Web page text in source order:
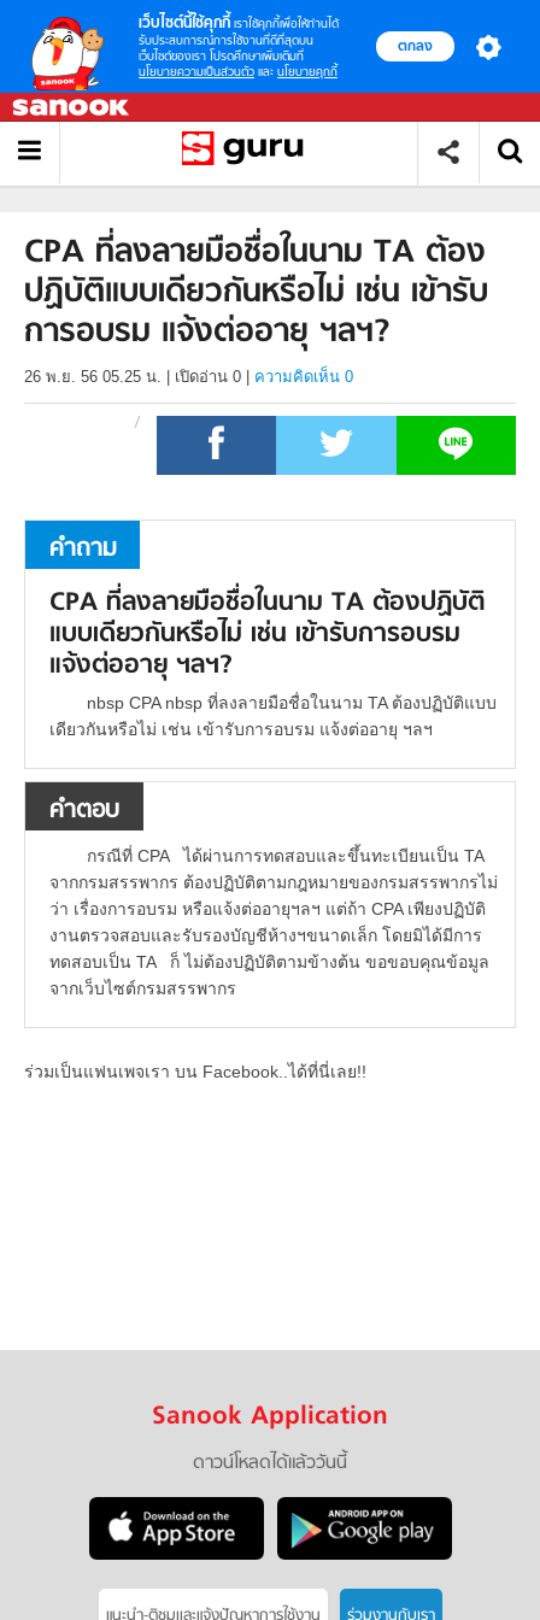
เว็บไซต์นี้ใช้คุกกี้ เราใช้คุกกี้เพื่อให้ท่านได้
รับประสบการณ์การใช้งานที่ดีที่สุดบน
เว็บไซต์ของเรา โปรดศึกษาเพิ่มเติมที่
นโยบายความเป็นส่วนตัว และ นโยบายคุกกี้
ตกลง
CPA ที่ลงลายมือชื่อในนาม TA ต้อง
ปฏิบัติแบบเดียวกันหรือไม่ เช่น เข้ารับ
การอบรม แจ้งต่ออายุ ฯลฯ?
26 พ.ย. 56 05.25 น. เปิดอ่าน 0 ความคิดเห็น 0
คำถาม
CPA ที่ลงลายมือชื่อในนาม TA ต้องปฏิบัติ
แบบเดียวกันหรือไม่ เช่น เข้ารับการอบรม
แจ้งต่ออายุ ฯลฯ?
nbsp CPA nbsp ที่ลงลายมือชื่อในนาม TA ต้องปฏิบัติแบบ
เดียวกันหรือไม่ เช่น เข้ารับการอบรม แจ้งต่ออายุ ฯลฯ
คำตอบ
กรณีที่ CPA ได้ผ่านการทดสอบและขึ้นทะเบียนเป็น TA
จากกรมสรรพากร ต้องปฏิบัติตามกฎหมายของกรมสรรพากรไม่
ว่า เรื่องการอบรม หรือแจ้งต่ออายุฯลฯ แต่ถ้า CPA เพียงปฏิบัติ
งานตรวจสอบและรับรองบัญชีห้างฯขนาดเล็ก โดยมิได้มีการ
ทดสอบเป็น TA ก็ ไม่ต้องปฏิบัติตามข้างต้น ขอขอบคุณข้อมูล
จากเว็บไซต์กรมสรรพากร
ร่วมเป็นแฟนเพจเรา บน Facebook..ได้ที่นี่เลย!!
Sanook Application
ดาวน์โหลดได้แล้ววันนี้